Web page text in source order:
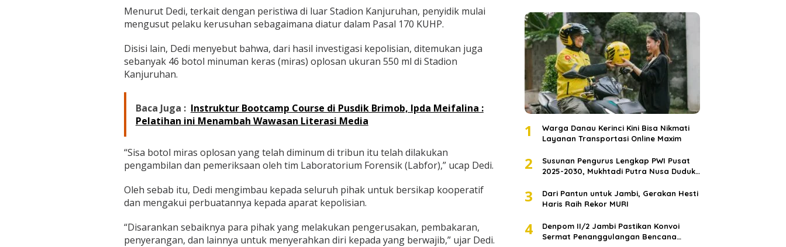
d
i
L
a
r
t
i
o
a
n
r
u
a
n
Menurut Dedi, terkait dengan peristiwa di luar Stadion Kanjuruhan, penyidik mulai
mengusut pelaku kerusuhan sebagaimana diatur dalam Pasal 170 KUHP.
Disisi lain, Dedi menyebut bahwa, dari hasil investigasi kepolisian, ditemukan juga
sebanyak 46 botol minuman keras (miras) oplosan ukuran 550 ml di Stadion
Kanjuruhan.
Baca Juga : Instruktur Bootcamp Course di Pusdik Brimob, Ipda Meifalina :
Pelatihan ini Menambah Wawasan Literasi Media
“Sisa botol miras oplosan yang telah diminum di tribun itu telah dilakukan
pengambilan dan pemeriksaan oleh tim Laboratorium Forensik (Labfor),” ucap Dedi.
Oleh sebab itu, Dedi mengimbau kepada seluruh pihak untuk bersikap kooperatif
dan mengakui perbuatannya kepada aparat kepolisian.
“Disarankan sebaiknya para pihak yang melakukan pengerusakan, pembakaran,
penyerangan, dan lainnya untuk menyerahkan diri kepada yang berwajib,” ujar Dedi.
1
Warga Danau Kerinci Kini Bisa Nikmati
Layanan Transportasi Online Maxim
2
Susunan Pengurus Lengkap PWI Pusat
2025-2030, Mukhtadi Putra Nusa Duduki
3
Dari Pantun untuk Jambi, Gerakan Hesti
Haris Raih Rekor MURI
4
Denpom II/2 Jambi Pastikan Konvoi
Sermat Penanggulangan Bencana